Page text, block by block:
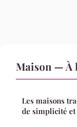
Maison — À
Les maisons
de simplicité